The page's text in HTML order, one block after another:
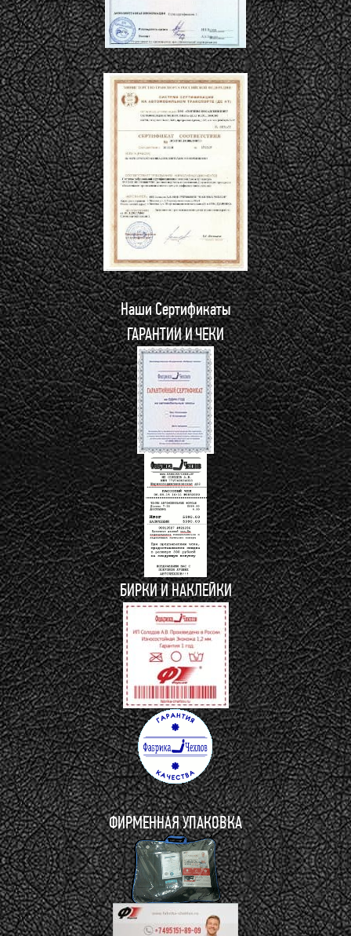
Наши Сертификаты
ГАРАНТИИ И ЧЕКИ
БИРКИ И НАКЛЕЙКИ
ФИРМЕННАЯ УПАКОВКА